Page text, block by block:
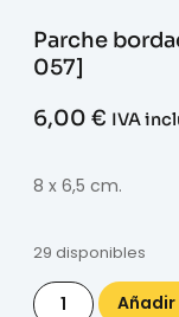
Parche
057]
6,00 € IVA
8 x 6,5 cm.
29 disponibles